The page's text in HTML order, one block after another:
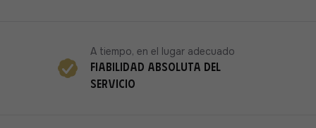
Fiabilidad absoluta del
servicio
A tiempo, en el lugar adecuado